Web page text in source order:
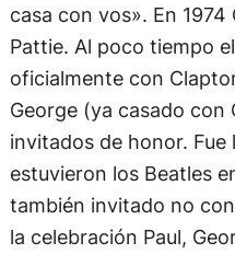
casa con vos». En
Pattie. Al poco tiempo
oficialmente con
George (ya casado con
invitados de honor. Fue
estuvieron los Beatles
también invitado no
la celebración Paul,